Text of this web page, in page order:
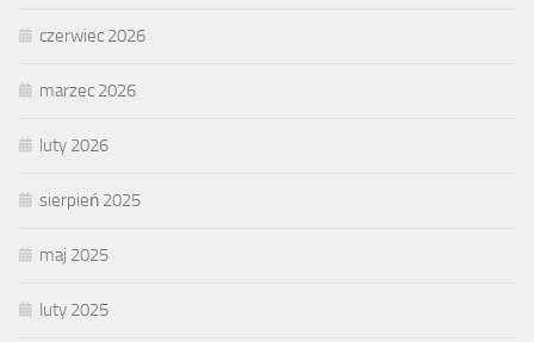
czerwiec 2026
marzec 2026
luty 2026
sierpień 2025
maj 2025
luty 2025